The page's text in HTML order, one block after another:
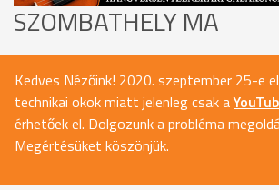
SZOMBATHELY MA
Kedves Nézőink! 2020. szeptember 25-e
technikai okok miatt jelenleg csak a
érhetőek el. Dolgozunk a probléma
Megértésüket köszönjük.